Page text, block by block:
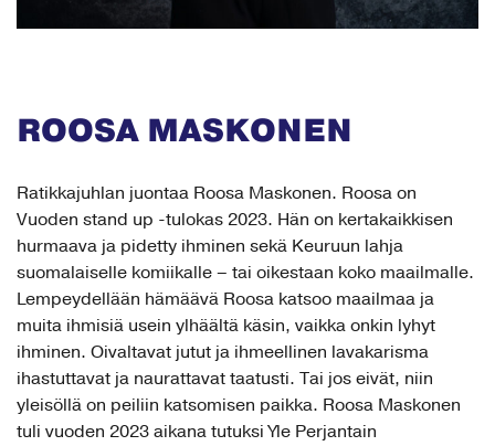
ROOSA MASKONEN
Ratikkajuhlan juontaa Roosa Maskonen. Roosa on
Vuoden stand up -tulokas 2023. Hän on kertakaikkisen
hurmaava ja pidetty ihminen sekä Keuruun lahja
suomalaiselle komiikalle – tai oikestaan koko maailmalle.
Lempeydellään hämäävä Roosa katsoo maailmaa ja
muita ihmisiä usein ylhäältä käsin, vaikka onkin lyhyt
ihminen. Oivaltavat jutut ja ihmeellinen lavakarisma
ihastuttavat ja naurattavat taatusti. Tai jos eivät, niin
yleisöllä on peiliin katsomisen paikka. Roosa Maskonen
tuli vuoden 2023 aikana tutuksi Yle Perjantain